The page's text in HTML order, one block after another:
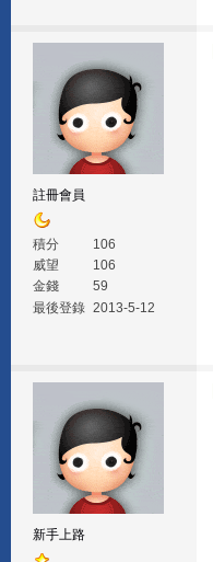
註冊會員
積分
106
威望
106
金錢
59
最後登錄 2013-5-12
新手上路